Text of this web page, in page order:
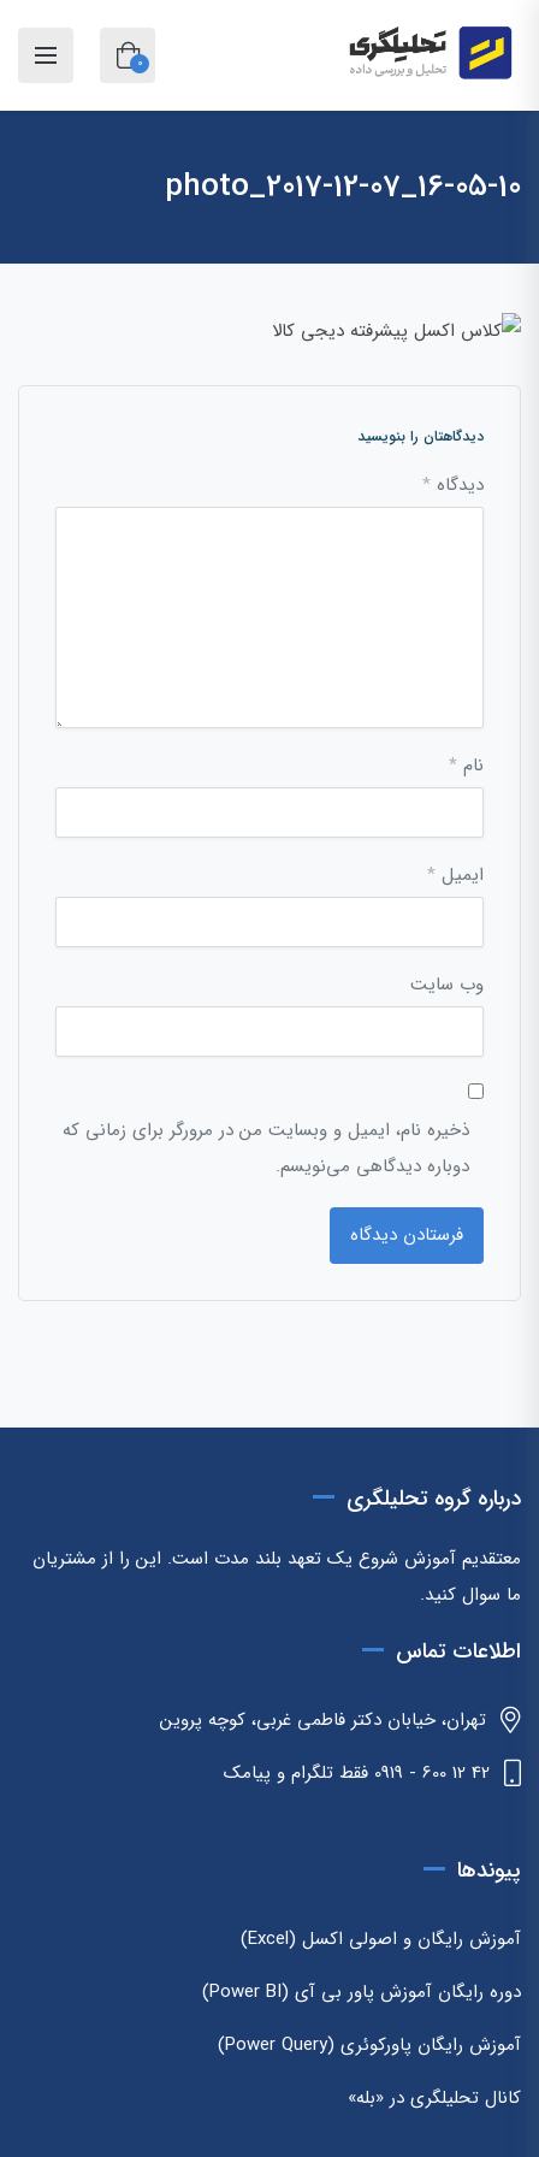
0
photo_2017-12-07_16-05-10
دیدگاهتان را بنویسید
دیدگاه *
نام *
ایمیل *
وب‌ سایت
ذخیره نام، ایمیل و وبسایت من در مرورگر برای زمانی که
دوباره دیدگاهی می‌نویسم.
درباره گروه تحلیلگری
معتقدیم آموزش شروع یک تعهد بلند مدت است. این را از مشتریان
ما سوال کنید.
اطلاعات تماس
تهران، خیابان دکتر فاطمی غربی، کوچه پروین
42 12 600 - 0919 فقط تلگرام و پیامک
پیوندها
آموزش رایگان و اصولی اکسل (Excel)
دوره رایگان آموزش پاور بی آی (Power BI)
آموزش رایگان پاورکوئری (Power Query)
کانال تحلیلگری در «بله»